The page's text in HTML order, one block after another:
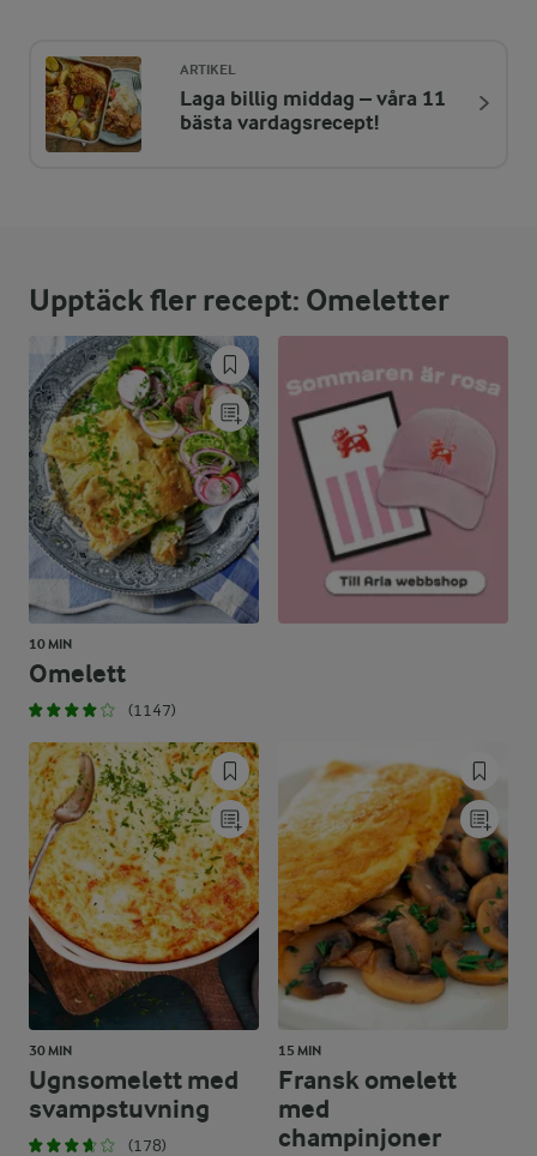
ENERGIDISTRIBUTION %
NÄRINGSVÄRDEN PER PORT
Fett:
74 %
26,6 g
Kolhydrater:
9,6 %
7,5 g
ARTIKEL
Laga billig middag – våra 11
bästa vardagsrecept!
Upptäck fler recept: Omeletter
10 MIN
Omelett
(1147)
30 MIN
Ugnsomelett med
svampstuvning
(178)
15 MIN
Fransk omelett
med
champinjoner